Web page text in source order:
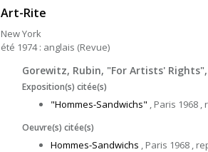
Art-Rite
New York
été 1974 : anglais (Revue)
Gorewitz, Rubin, "For Artists'
Exposition(s) citée(s)
"Hommes-Sandwichs" , Paris 1968 ,
Oeuvre(s) citée(s)
Hommes-Sandwichs , Paris 1968 ,